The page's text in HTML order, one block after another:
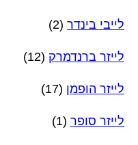
לייבי בינדר (2)
לייזר ברנדמרק (12)
לייזר הופמן (17)
לייזר סופר (1)